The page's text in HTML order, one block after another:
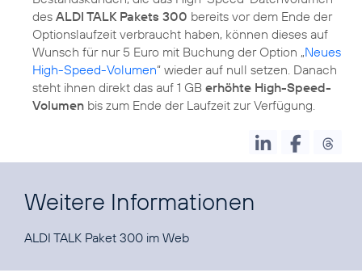
des ALDI TALK Pakets 300 bereits vor dem Ende der
Optionslaufzeit verbraucht haben, können dieses auf
Wunsch für nur 5 Euro mit Buchung der Option „Neues
High-Speed-Volumen“ wieder auf null setzen. Danach
steht ihnen direkt das auf 1 GB erhöhte High-Speed-
Volumen bis zum Ende der Laufzeit zur Verfügung.
Weitere Informationen
ALDI TALK Paket 300 im Web